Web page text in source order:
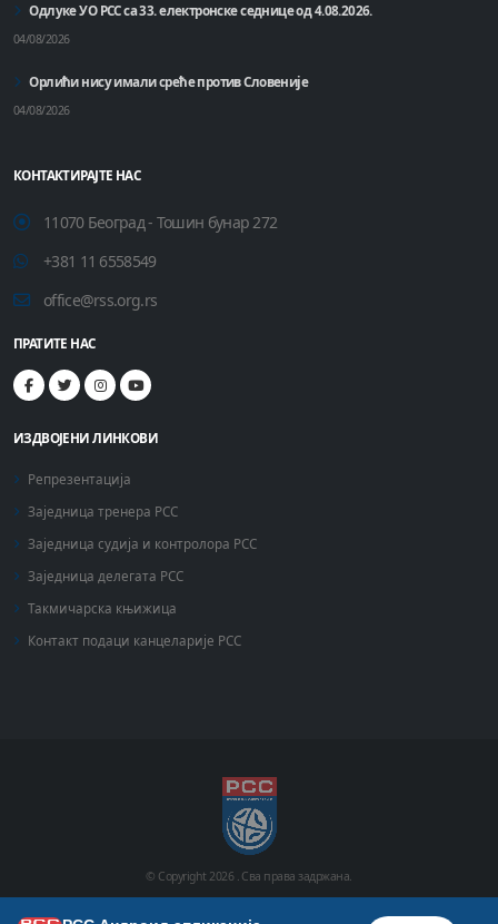
Одлуке УО РСС са 33. електронске седнице од 4.08.2026.
04/08/2026
Орлићи нису имали среће против Словеније
04/08/2026
КОНТАКТИРАЈТЕ НАС
11070 Београд - Тошин бунар 272
+381 11 6558549
office@rss.org.rs
ПРАТИТЕ НАС
ИЗДВОЈЕНИ ЛИНКОВИ
Репрезентација
Заједница тренера РСС
Заједница судија и контролора РСС
Заједница делегата РСС
Такмичарска књижица
Контакт подаци канцеларије РСС
© Copyright2026 . Сва права задржана.